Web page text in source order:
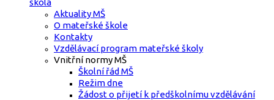
škola
Aktuality MŠ
O mateřské škole
Kontakty
Vzdělávací program mateřské školy
Vnitřní normy MŠ
Školní řád MŠ
Režim dne
Žádost o přijetí k předškolnímu vzdělávání